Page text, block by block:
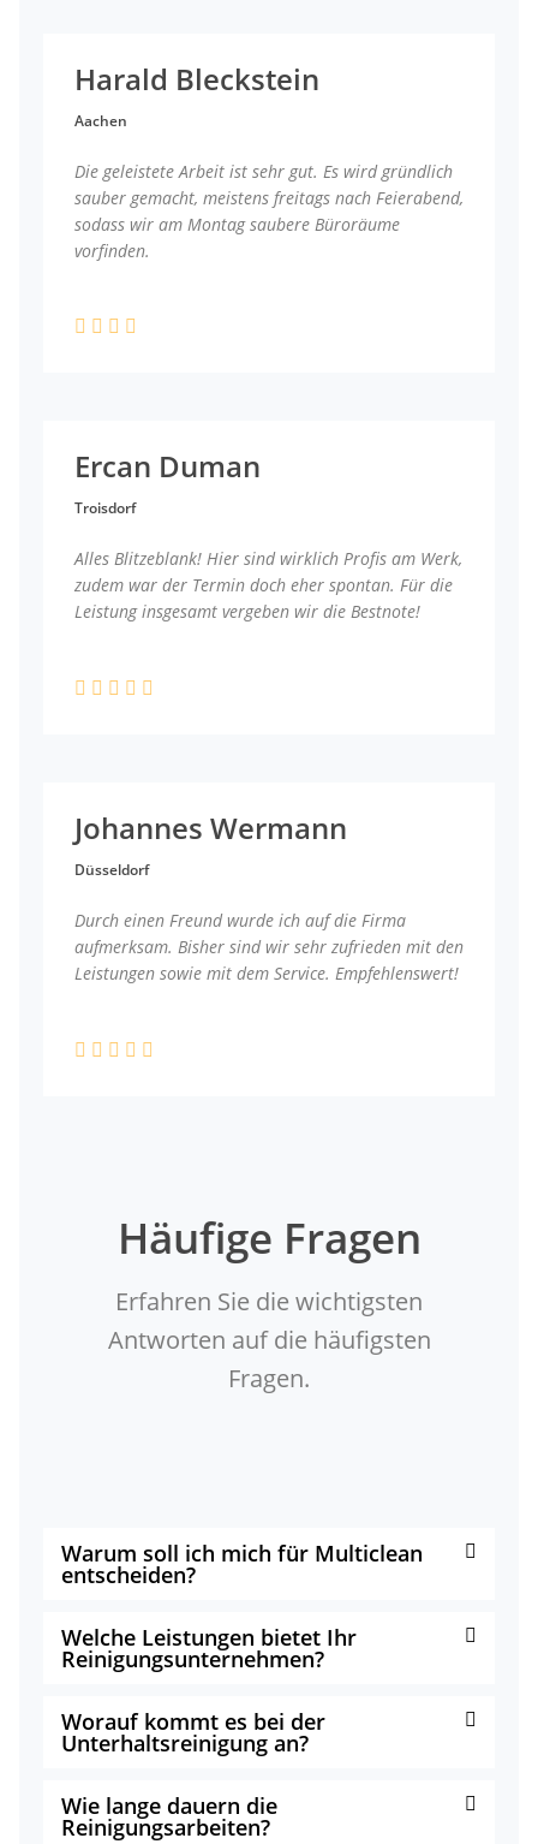
Harald Bleckstein
Aachen
Die geleistete Arbeit ist sehr gut. Es wird gründlich
sauber gemacht, meistens freitags nach Feierabend,
sodass wir am Montag saubere Büroräume
vorfinden.
Ercan Duman
Troisdorf
Alles Blitzeblank! Hier sind wirklich Profis am Werk,
zudem war der Termin doch eher spontan. Für die
Leistung insgesamt vergeben wir die Bestnote!
Johannes Wermann
Düsseldorf
Durch einen Freund wurde ich auf die Firma
aufmerksam. Bisher sind wir sehr zufrieden mit den
Leistungen sowie mit dem Service. Empfehlenswert!
Häufige Fragen
Erfahren Sie die wichtigsten
Antworten auf die häufigsten
Fragen.
Warum soll ich mich für Multiclean
entscheiden?
Welche Leistungen bietet Ihr
Reinigungsunternehmen?
Worauf kommt es bei der
Unterhaltsreinigung an?
Wie lange dauern die
Reinigungsarbeiten?